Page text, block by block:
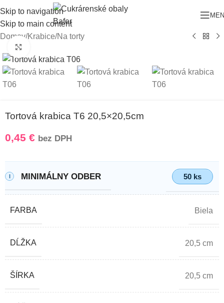
Skip to navigation
Skip to main content
Domov/Krabice/Na torty
Tortová krabica T6 20,5×20,5cm
0,45 € bez DPH
MINIMÁLNY ODBER 50 ks
FARBA Biela
DĹŽKA 20,5 cm
ŠÍRKA 20,5 cm